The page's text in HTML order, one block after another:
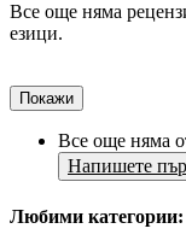
Все още няма
езици.
Покажи
Все още няма
Напишете
Любими категории: